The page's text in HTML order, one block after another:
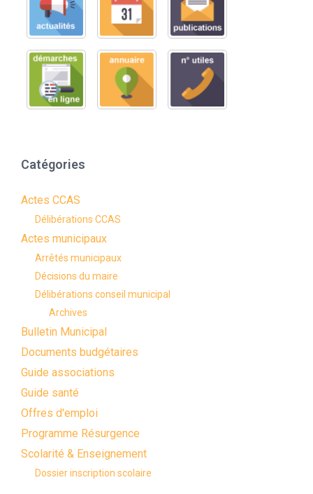
Catégories
Actes CCAS
Délibérations CCAS
Actes municipaux
Arrêtés municipaux
Décisions du maire
Délibérations conseil municipal
Archives
Bulletin Municipal
Documents budgétaires
Guide associations
Guide santé
Offres d'emploi
Programme Résurgence
Scolarité & Enseignement
Dossier inscription scolaire